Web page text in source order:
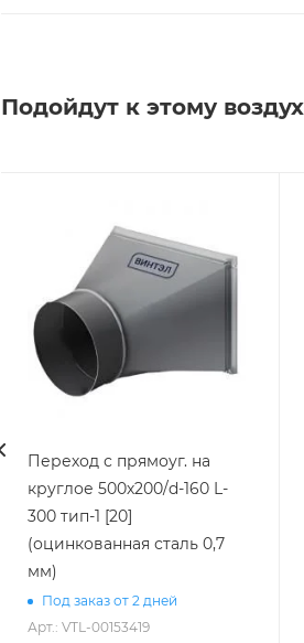
Подойдут к этому
Переход с прямоуг. на
круглое 500х200/d-160 L-
300 тип-1 [20]
(оцинкованная сталь 0,7
мм)
Под заказ от 2 дней
Арт.: VTL-00153419